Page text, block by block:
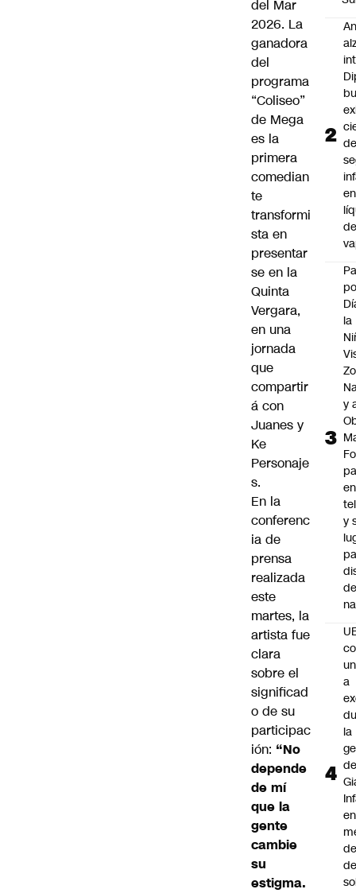
del Mar
2026. La
ganadora
del
programa
“Coliseo”
de Mega
es la
primera
comedian
te
transformi
sta en
presentar
se en la
Quinta
Vergara,
en una
jornada
que
compartir
á con
Juanes y
Ke
Personaje
s.
En la
conferenc
ia de
prensa
realizada
este
martes, la
artista fue
clara
sobre el
significad
o de su
participac
ión: “No
depende
de mí
que la
gente
cambie
su
estigma.
de
en
de
la
y
en
y
a
la
de
en
de